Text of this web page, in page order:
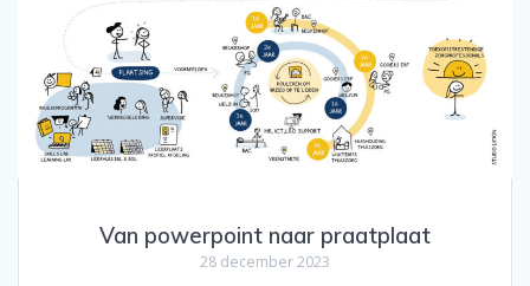
Van powerpoint naar praatplaat
28 december 2023